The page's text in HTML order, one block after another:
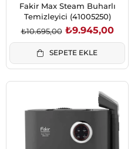
Fakir Max Steam Buharlı
Temizleyici (41005250)
₺9.945,00
₺10.695,00
SEPETE EKLE